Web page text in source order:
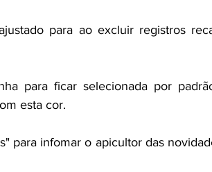
para ao excluir registros
para ficar selecionada por
esta cor.
para infomar o apicultor das